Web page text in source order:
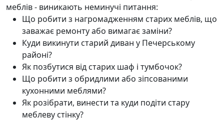
меблів - виникають неминучі питання:
Що робити з нагромадженням старих меблів, що
заважає ремонту або вимагає заміни?
Куди викинути старий диван у Печерському
районі?
Як позбутися від старих шаф і тумбочок?
Що робити з обридлими або зіпсованими
кухонними меблями?
Як розібрати, винести та куди подіти стару
меблеву стінку?